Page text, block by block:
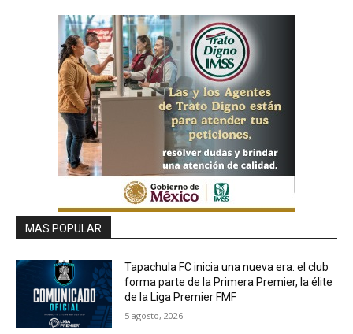
MAS POPULAR
Tapachula FC inicia una nueva era: el club
forma parte de la Primera Premier, la élite
de la Liga Premier FMF
5 agosto, 2026